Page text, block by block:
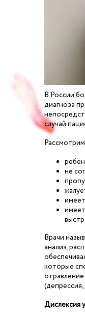
В России
диагноза
случай
Рассмотрим
не
Врачи
анализ,
которые
Дислексия